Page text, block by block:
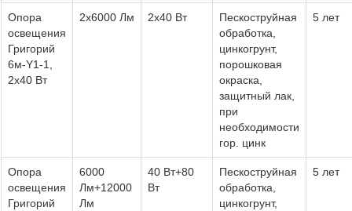
Опора
освещения
Григорий
6м-Y1-1,
2х40 Вт
2х6000 Лм 2х40 Вт
Пескоструйная
обработка,
цинкогрунт,
порошковая
окраска,
защитный лак,
при
необходимости
гор. цинк
5 лет
Опора
освещения
Григорий
6000
Лм+12000
Лм
40 Вт+80
Вт
Пескоструйная
обработка,
цинкогрунт,
5 лет